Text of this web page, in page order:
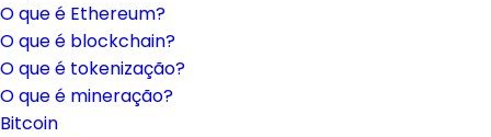
O que é Ethereum?
O que é blockchain?
O que é tokenização?
O que é mineração?
Bitcoin